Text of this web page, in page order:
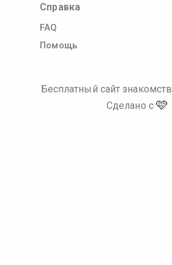
Справка
FAQ
Помощь
Бесплатный сайт знакомств
Сделано с 🩷